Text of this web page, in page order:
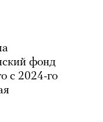
фонд
с 2024-го